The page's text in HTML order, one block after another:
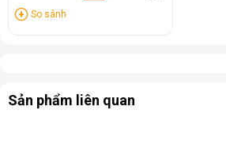
So sánh
Sản phẩm liên quan